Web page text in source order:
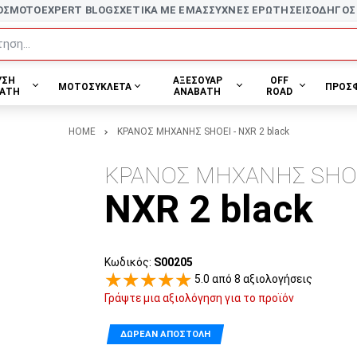
MOTOEXPERT BLOGΣΧΕΤΙΚΑ ΜΕ ΕΜΑΣΣΥΧΝΕΣ ΕΡΩΤΗΣΕΙΣ
ΜΟΤΟΣΥΚΛΕΤΑ
ΑΞΕΣΟΥΑΡ
ΑΝΑΒΑΤΗ
OFF
ROAD
HOME ΚΡΑΝΟΣ ΜΗΧΑΝΗΣ SHOEI - NXR 2 black
ΚΡΑΝΟΣ ΜΗΧΑΝΗΣ
NXR 2 black
Κωδικός: S00205
5.0 από 8 αξιολογήσεις
Γράψτε μια αξιολόγηση για το προϊόν
ΔΩΡΕΆΝ ΑΠΟΣΤΟΛΉ